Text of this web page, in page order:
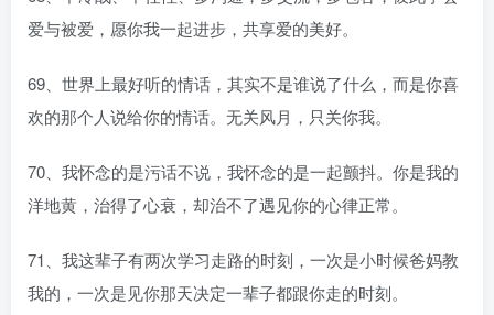
爱与被爱，愿你我一起进步，共享爱的美好。
69、世界上最好听的情话，其实不是谁说了什么，而是你喜
欢的那个人说给你的情话。无关风月，只关你我。
70、我怀念的是污话不说，我怀念的是一起颤抖。你是我的
洋地黄，治得了心衰，却治不了遇见你的心律正常。
71、我这辈子有两次学习走路的时刻，一次是小时候爸妈教
我的，一次是见你那天决定一辈子都跟你走的时刻。